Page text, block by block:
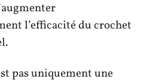
l’efficacité du crochet
pas uniquement une